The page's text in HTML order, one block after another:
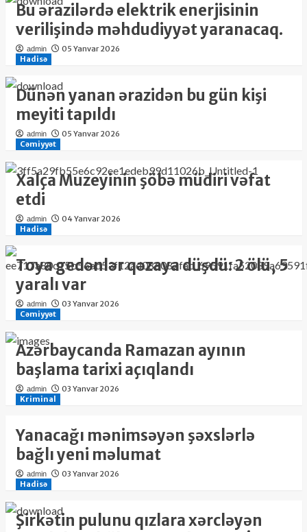
Bu ərazilərdə elektrik enerjisinin
verilişində məhdudiyyət yaranacaq.
admin
05 Yanvar 2026
Hadisə
Dünən yanan ərazidən bu gün kişi
meyiti tapıldı
admin
05 Yanvar 2026
Cəmiyyət
Xalça Muzeyinin şöbə müdiri vəfat
etdi
admin
04 Yanvar 2026
Hadisə
Toya gedənlər qəzaya düşdü: 2 ölü, 5
yaralı var
admin
03 Yanvar 2026
Cəmiyyət
Azərbaycanda Ramazan ayının
başlama tarixi açıqlandı
admin
03 Yanvar 2026
Kriminal
Yanacağı mənimsəyən şəxslərlə
bağlı yeni məlumat
admin
03 Yanvar 2026
Hadisə
Şirkətin pulunu qızlara xərcləyən